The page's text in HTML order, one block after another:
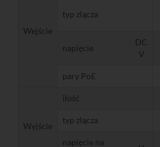
Wejście
typ zlącza
napięcie
DC
V
pary PoE
Wyjście
ilość
typ zlącza
napięcie na